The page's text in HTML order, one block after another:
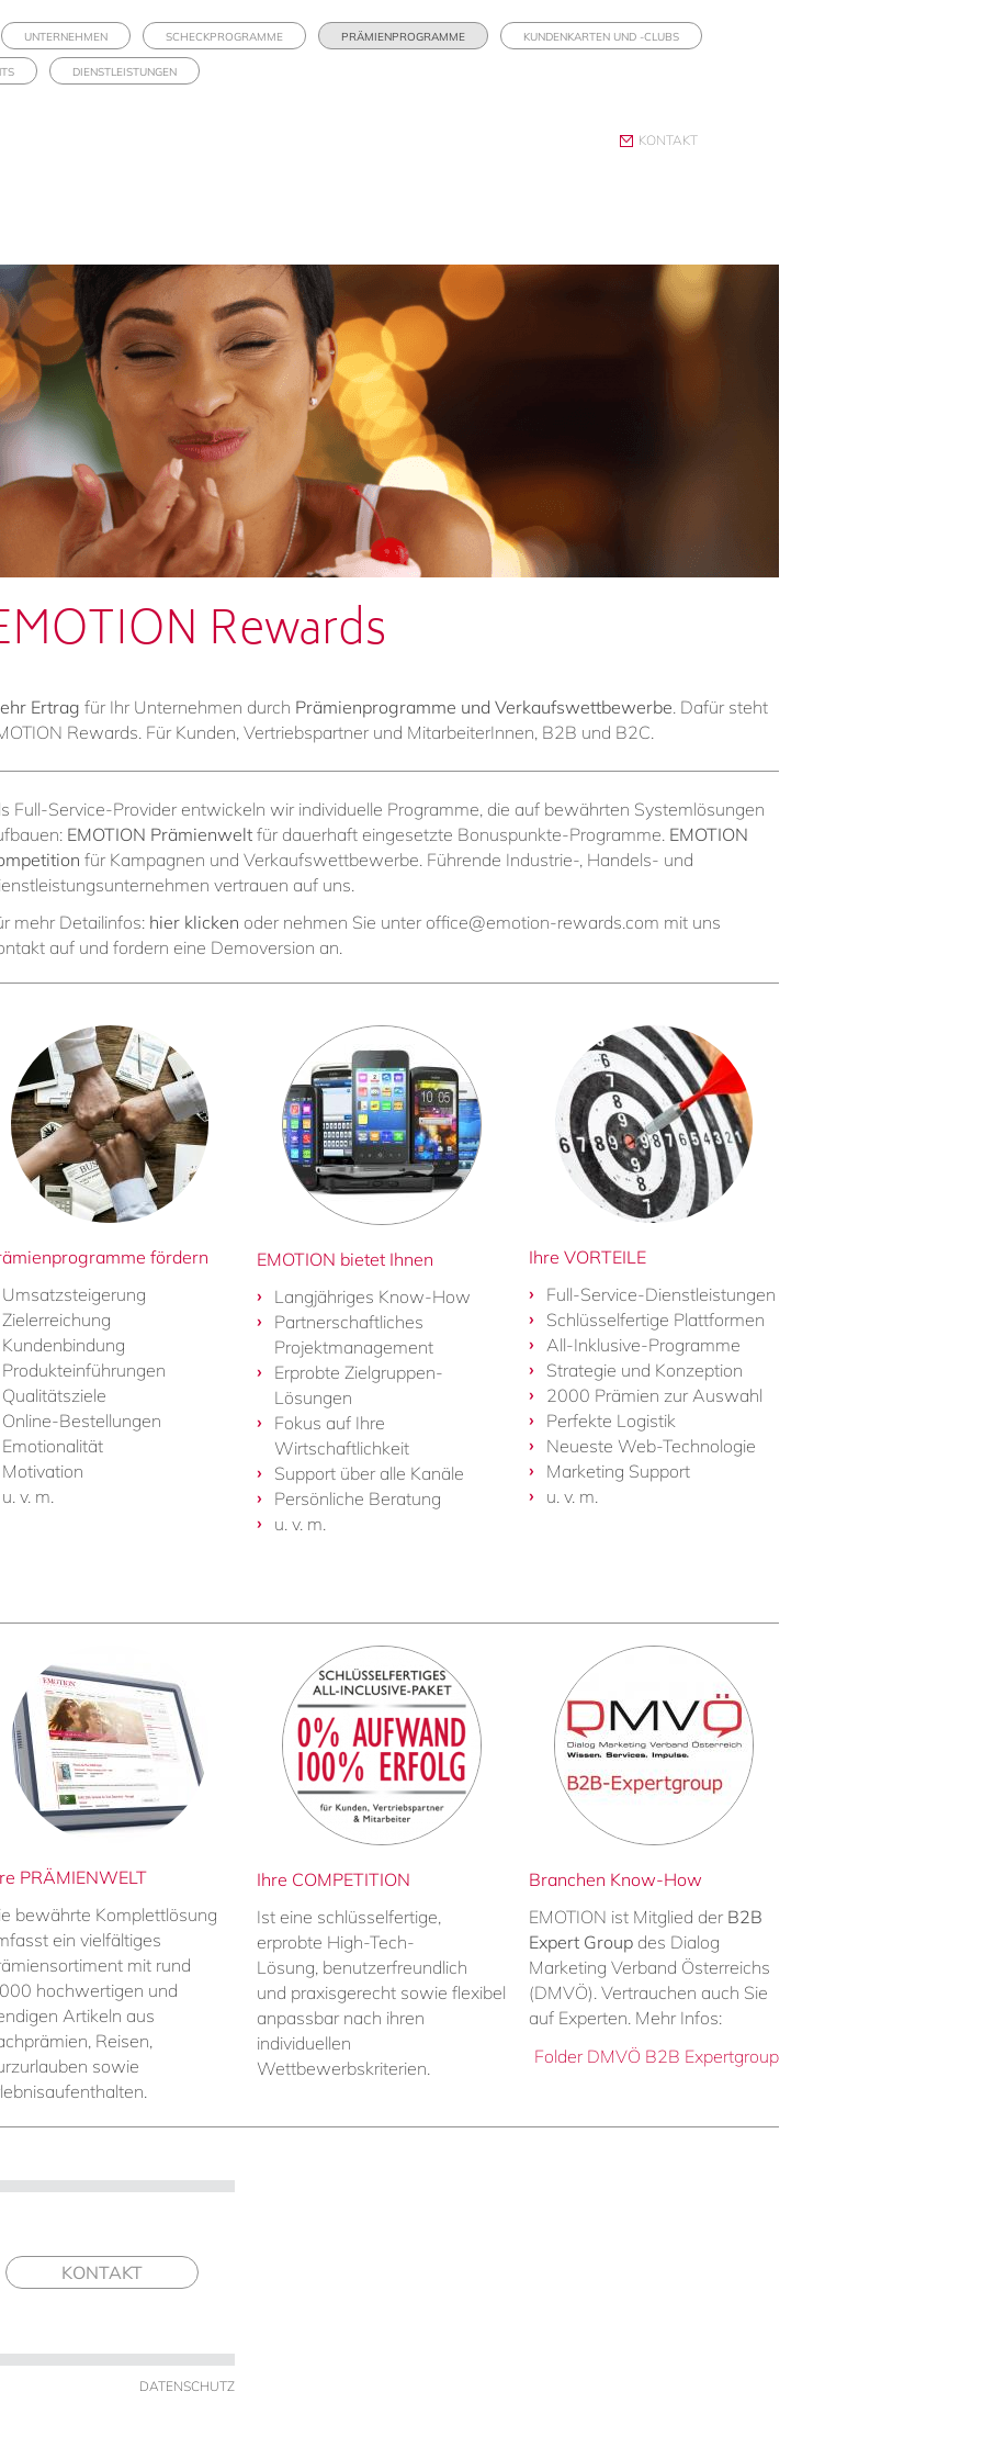
UNTERNEHMEN SCHECKPROGRAMME PRÄMIENPROGRAMME KUNDENKARTEN UND -CLUBS
DIENSTLEISTUNGEN
KONTAKT
Rewards
Ertrag für Ihr Unternehmen durch Prämienprogramme und Verkaufswettbewerbe . Dafür steht
Rewards. Für Kunden, Vertriebspartner und MitarbeiterInnen, B2B und B2C.
Full-Service-Provider entwickeln wir individuelle Programme, die auf bewährten Systemlösungen
EMOTION Prämienwelt für dauerhaft eingesetzte Bonuspunkte-Programme. EMOTION
für Kampagnen und Verkaufswettbewerbe. Führende Industrie-, Handels- und
vertrauen auf uns.
mehr Detailinfos: hier klicken oder nehmen Sie unter office@emotion-rewards.com mit uns
auf und fordern eine Demoversion an.
fördern
Umsatzsteigerung
Zielerreichung
Kundenbindung
Produkteinführungen
Qualitätsziele
Online-Bestellungen
Emotionalität
Motivation
u. v. m.
EMOTION bietet Ihnen
Langjähriges Know-How
Partnerschaftliches
Projektmanagement
Erprobte Zielgruppen-
Lösungen
Fokus auf Ihre
Wirtschaftlichkeit
Support über alle Kanäle
Persönliche Beratung
u. v. m.
Ihre VORTEILE
Full-Service-Dienstleistungen
Schlüsselfertige Plattformen
All-Inklusive-Programme
Strategie und Konzeption
2000 Prämien zur Auswahl
Perfekte Logistik
Neueste Web-Technologie
Marketing Support
u. v. m.
PRÄMIENWELT
bewährte Komplettlösung
ein vielfältiges
mit rund
hochwertigen und
Artikeln aus
Reisen,
sowie
Ihre COMPETITION
Ist eine schlüsselfertige,
erprobte High-Tech-
Lösung, benutzerfreundlich
und praxisgerecht sowie flexibel
anpassbar nach ihren
individuellen
Wettbewerbskriterien.
Branchen Know-How
EMOTION ist Mitglied der B2B
Expert Group des Dialog
Marketing Verband Österreichs
(DMVÖ). Vertrauchen auch Sie
auf Experten. Mehr Infos:
Folder DMVÖ B2B Expertgroup
KONTAKT
DATENSCHUTZ